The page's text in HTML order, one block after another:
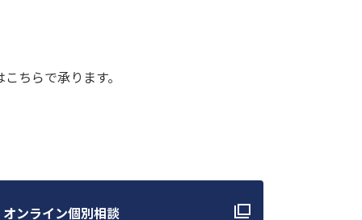
ちらで承ります。
オンライン個別相談